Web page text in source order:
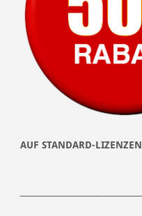
AUF STANDARD-LIZENZEN